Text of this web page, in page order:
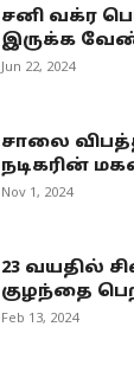
சனி வக்ர
இருக்க
Jun 22, 2024
சாலை
நடிகரின்
Nov 1, 2024
23 வயதில்
குழந்தை
Feb 13, 2024